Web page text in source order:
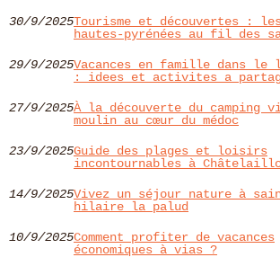
30/9/2025Tourisme et découvertes :
hautes-pyrénées au fil des
29/9/2025Vacances en famille dans le
: idees et activites a
27/9/2025À la découverte du camping
moulin au cœur du médoc
23/9/2025Guide des plages et loisirs
incontournables à
14/9/2025Vivez un séjour nature à
hilaire la palud
10/9/2025Comment profiter de vacances
économiques à vias ?